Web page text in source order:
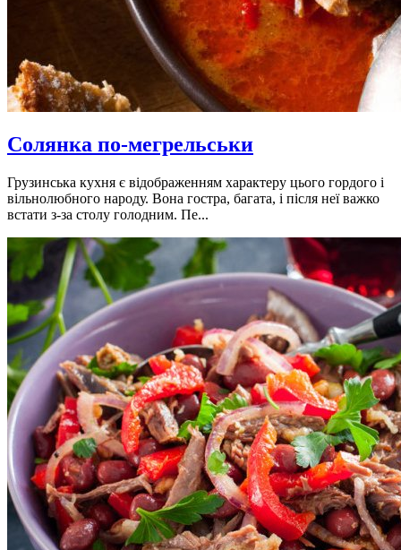
Солянка по-мегрельськи
Грузинська кухня є відображенням характеру цього гордого і
вільнолюбного народу. Вона гостра, багата, і після неї важко
встати з-за столу голодним. Пе...